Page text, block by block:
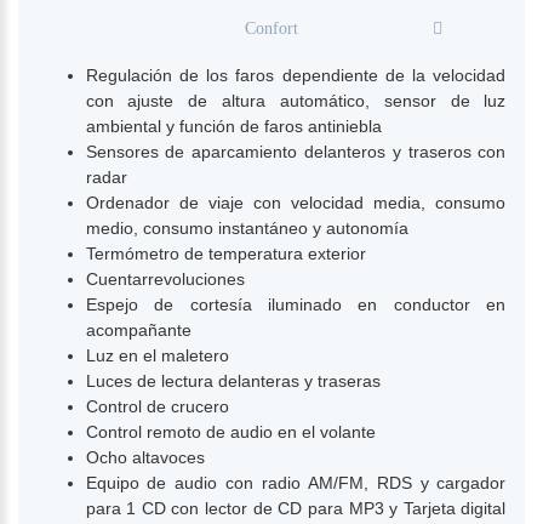
Confort
Regulación de los faros dependiente de la velocidad
con ajuste de altura automático, sensor de luz
ambiental y función de faros antiniebla
Sensores de aparcamiento delanteros y traseros con
radar
Ordenador de viaje con velocidad media, consumo
medio, consumo instantáneo y autonomía
Termómetro de temperatura exterior
Cuentarrevoluciones
Espejo de cortesía iluminado en conductor en
acompañante
Luz en el maletero
Luces de lectura delanteras y traseras
Control de crucero
Control remoto de audio en el volante
Ocho altavoces
Equipo de audio con radio AM/FM, RDS y cargador
para 1 CD con lector de CD para MP3 y Tarjeta digital